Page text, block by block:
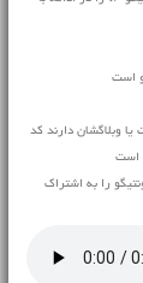
است
وبلاگشان دارند کد
است
را به اشتراک